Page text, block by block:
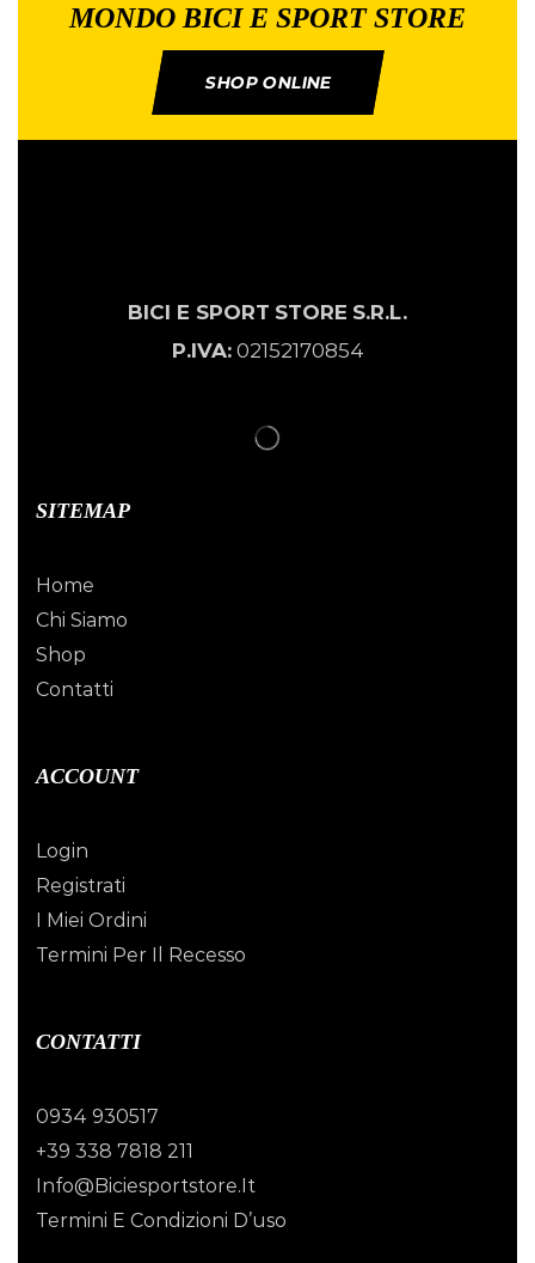
MONDO BICI E SPORT STORE
SHOP ONLINE
BICI E SPORT STORE S.R.L.
P.IVA:02152170854
SITEMAP
Home
Chi Siamo
Shop
Contatti
ACCOUNT
Login
Registrati
I Miei Ordini
Termini Per Il Recesso
CONTATTI
0934 930517
+39 338 7818 211
Info@biciesportstore.it
Termini E Condizioni D’uso